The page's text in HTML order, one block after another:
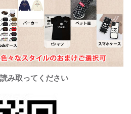
み取ってください